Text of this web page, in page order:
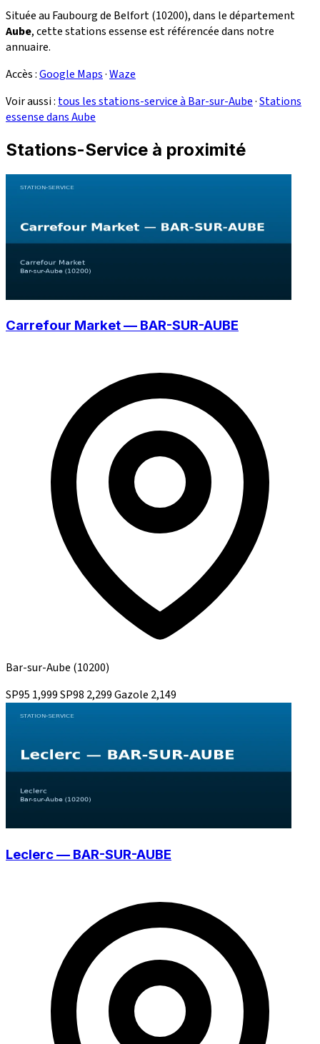
Située au Faubourg de Belfort (10200), dans le département
Aube, cette stations essense est référencée dans notre
annuaire.
Accès :Google Maps·Waze
Voir aussi : tous les stations-service à Bar-sur-Aube·Stations
essense dans Aube
Stations-Service à proximité
Carrefour Market — BAR-SUR-AUBE
Bar-sur-Aube (10200)
SP95 1,999SP98 2,299Gazole 2,149
Leclerc — BAR-SUR-AUBE